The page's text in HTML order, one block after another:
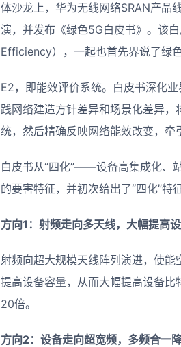
体沙龙上，华为无线网络SRAN产品
演，并发布《绿色5G白皮书》。该
Efficiency），一起也首先界说了绿
E2，即能效评价系统。白皮书深化
践网络建造方针差异和场景化差异
统，然后精确反映网络能效改变，牵
白皮书从“四化”——设备高集成化、
的要害特征，并初次给出了“四化”特
方向1：射频走向多天线，大幅提高
射频向超大规模天线阵列演进，使
提高设备容量，从而大幅提高设备
20倍。
方向2：设备走向超宽频，多频合一